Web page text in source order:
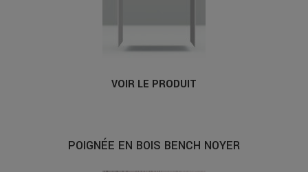
VOIR LE PRODUIT
POIGNÉE EN BOIS BENCH NOYER